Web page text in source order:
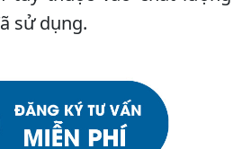
sử dụng.